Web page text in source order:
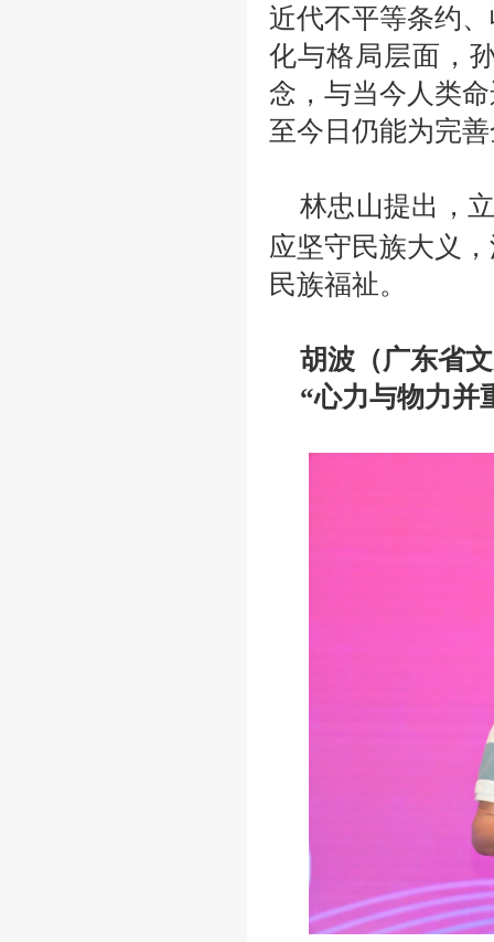
近代不平等条约
化与格局层面，
念，与当今人类
至今日仍能为完
林忠山提出，
应坚守民族大义
民族福祉。
胡波（广东省
“心力与物力并